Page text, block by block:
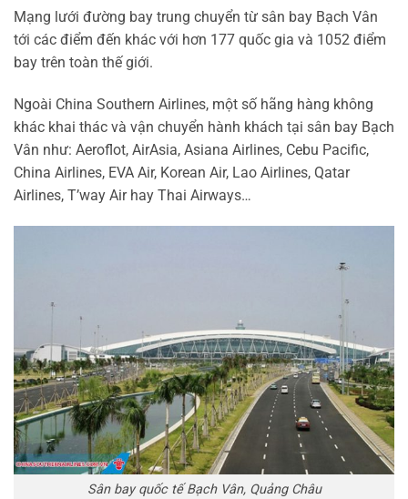
Mạng lưới đường bay trung chuyển từ sân bay Bạch Vân
tới các điểm đến khác với hơn 177 quốc gia và 1052 điểm
bay trên toàn thế giới.
Ngoài China Southern Airlines, một số hãng hàng không
khác khai thác và vận chuyển hành khách tại sân bay Bạch
Vân như: Aeroflot, AirAsia, Asiana Airlines, Cebu Pacific,
China Airlines, EVA Air, Korean Air, Lao Airlines, Qatar
Airlines, T’way Air hay Thai Airways…
Sân bay quốc tế Bạch Vân, Quảng Châu